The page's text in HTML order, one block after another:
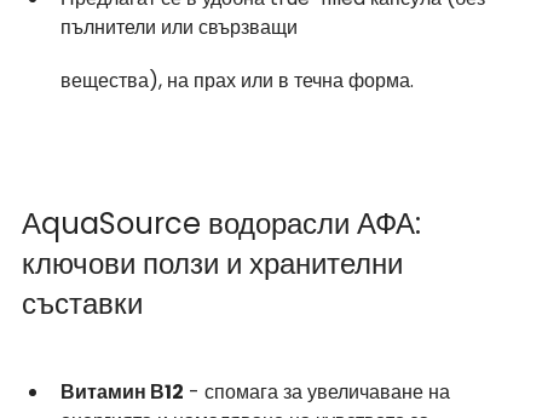
пълнители или свързващи
вещества), на прах или в течна форма.
АquaSource водорасли АФА:
ключови ползи и хранителни
съставки
Витамин В12 - спомага за увеличаване на